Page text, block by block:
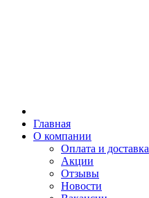
Главная
О компании
Оплата и доставка
Акции
Отзывы
Новости